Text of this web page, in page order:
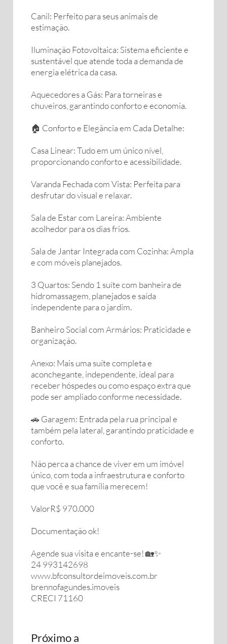
Canil: Perfeito para seus animais de
estimação.
Iluminação Fotovoltaica: Sistema eficiente e
sustentável que atende toda a demanda de
energia elétrica da casa.
Aquecedores a Gás: Para torneiras e
chuveiros, garantindo conforto e economia.
🏠 Conforto e Elegância em Cada Detalhe:
Casa Linear: Tudo em um único nível,
proporcionando conforto e acessibilidade.
Varanda Fechada com Vista: Perfeita para
desfrutar do visual e relaxar.
Sala de Estar com Lareira: Ambiente
acolhedor para os dias frios.
Sala de Jantar Integrada com Cozinha: Ampla
e com móveis planejados.
3 Quartos: Sendo 1 suíte com banheira de
hidromassagem, planejados e saída
independente para o jardim.
Banheiro Social com Armários: Praticidade e
organização.
Anexo: Mais uma suíte completa e
aconchegante, independente, ideal para
receber hóspedes ou como espaço extra que
pode ser ampliado conforme necessidade.
🚗 Garagem: Entrada pela rua principal e
também pela lateral, garantindo praticidade e
conforto.
Não perca a chance de viver em um imóvel
único, com toda a infraestrutura e conforto
que você e sua família merecem!
ValorR$ 970.000
Documentação ok!
Agende sua visita e encante-se! 🏡✨
24 993142698
www.bfconsultordeimoveis.com.br
brennofagundes.imoveis
CRECI 71160
Próximo a